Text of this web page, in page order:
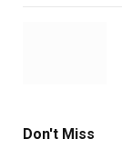
Don't Miss